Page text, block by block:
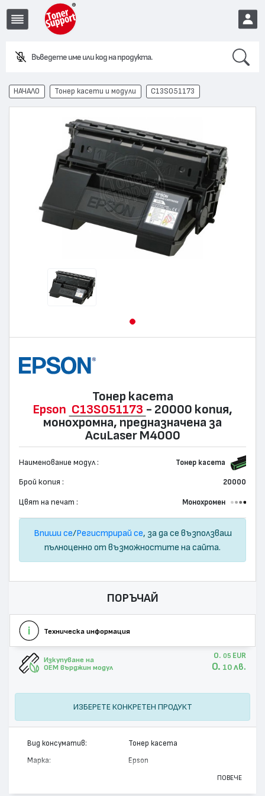
Въведете име или код на продукта.
EUR
НАЧАЛО Тонер касети и модули C13S051173
Тонер касета
Epson C13S051173 - 20000 копия,
монохромна, предназначена за
AcuLaser M4000
Наименование модул : Тонер касета
Брой копия : 20000
Цвят на печат : Монохромен
Впиши се/Регистрирай се, за да се възползваш
пълноценно от възможностите на сайта.
ПОРЪЧАЙ
Техническа информация
Изкупуване на
OEM върджин модул
0. 05 EUR
0. 10 лв.
ИЗБЕРЕТЕ КОНКРЕТЕН ПРОДУКТ
Вид консуматив: Тонер касета
Марка: Epson
ПОВЕЧЕ